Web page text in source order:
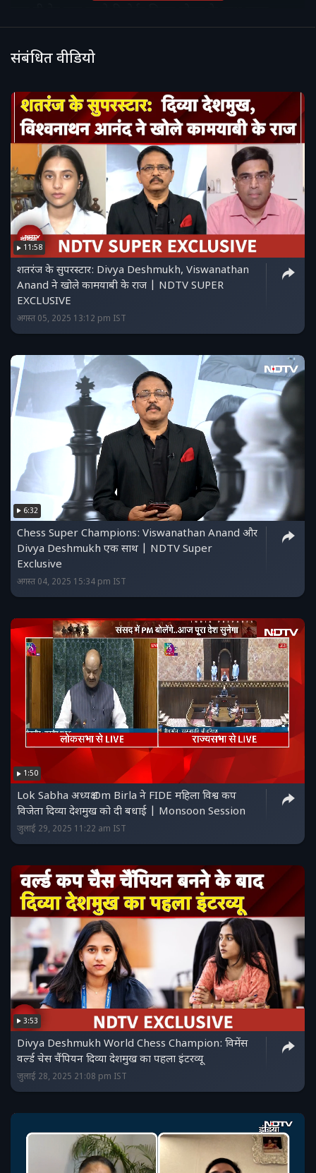
बातचीत में कई पहलुओं पर विस्तार से रोशनी डाली.
संबंधित वीडियो
11:58
शतरंज के सुपरस्टार: Divya Deshmukh, Viswanathan
Anand ने खोले कामयाबी के राज | NDTV SUPER
EXCLUSIVE
अगस्त 05, 2025 13:12 pm IST
6:32
Chess Super Champions: Viswanathan Anand और
Divya Deshmukh एक साथ | NDTV Super
Exclusive
अगस्त 04, 2025 15:34 pm IST
1:50
Lok Sabha अध्यक्ष Om Birla ने FIDE महिला विश्व कप
विजेता दिव्या देशमुख को दी बधाई | Monsoon Session
जुलाई 29, 2025 11:22 am IST
3:53
Divya Deshmukh World Chess Champion: विमेंस
वर्ल्ड चेस चैंपियन दिव्या देशमुख का पहला इंटरव्यू
जुलाई 28, 2025 21:08 pm IST